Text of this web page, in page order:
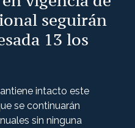
seguirán
13 los
intacto este
se continuarán
sin ninguna